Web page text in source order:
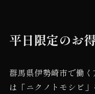
平日限定のお
群馬県伊勢崎市で働
は「ニクノトモシビ